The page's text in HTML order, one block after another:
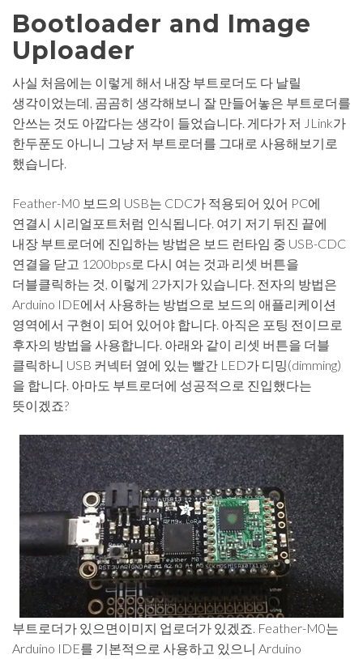
Bootloader and Image
Uploader
사실 처음에는 이렇게 해서 내장 부트로더도 다 날릴
생각이었는데, 곰곰히 생각해보니 잘 만들어놓은 부트로더를
안쓰는 것도 아깝다는 생각이 들었습니다. 게다가 저 JLink가
한두푼도 아니니 그냥 저 부트로더를 그대로 사용해보기로
했습니다.
Feather-M0 보드의 USB는 CDC가 적용되어 있어 PC에
연결시 시리얼포트처럼 인식됩니다. 여기 저기 뒤진 끝에
내장 부트로더에 진입하는 방법은 보드 런타임 중 USB-CDC
연결을 닫고 1200bps로 다시 여는 것과 리셋 버튼을
더블클릭하는 것, 이렇게 2가지가 있습니다. 전자의 방법은
Arduino IDE에서 사용하는 방법으로 보드의 애플리케이션
영역에서 구현이 되어 있어야 합니다. 아직은 포팅 전이므로
후자의 방법을 사용합니다. 아래와 같이 리셋 버튼을 더블
클릭하니 USB 커넥터 옆에 있는 빨간 LED가 디밍(dimming)
을 합니다. 아마도 부트로더에 성공적으로 진입했다는
뜻이겠죠?
부트로더가 있으면이미지 업로더가 있겠죠. Feather-M0는
Arduino IDE를 기본적으로 사용하고 있으니 Arduino